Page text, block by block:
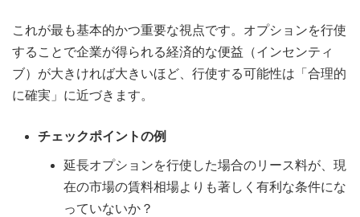
これが最も基本的かつ重要な視点です。オプションを行使
することで企業が得られる経済的な便益（インセンティ
ブ）が大きければ大きいほど、行使する可能性は「合理的
に確実」に近づきます。
チェックポイントの例
延長オプションを行使した場合のリース料が、現
在の市場の賃料相場よりも著しく有利な条件にな
っていないか？